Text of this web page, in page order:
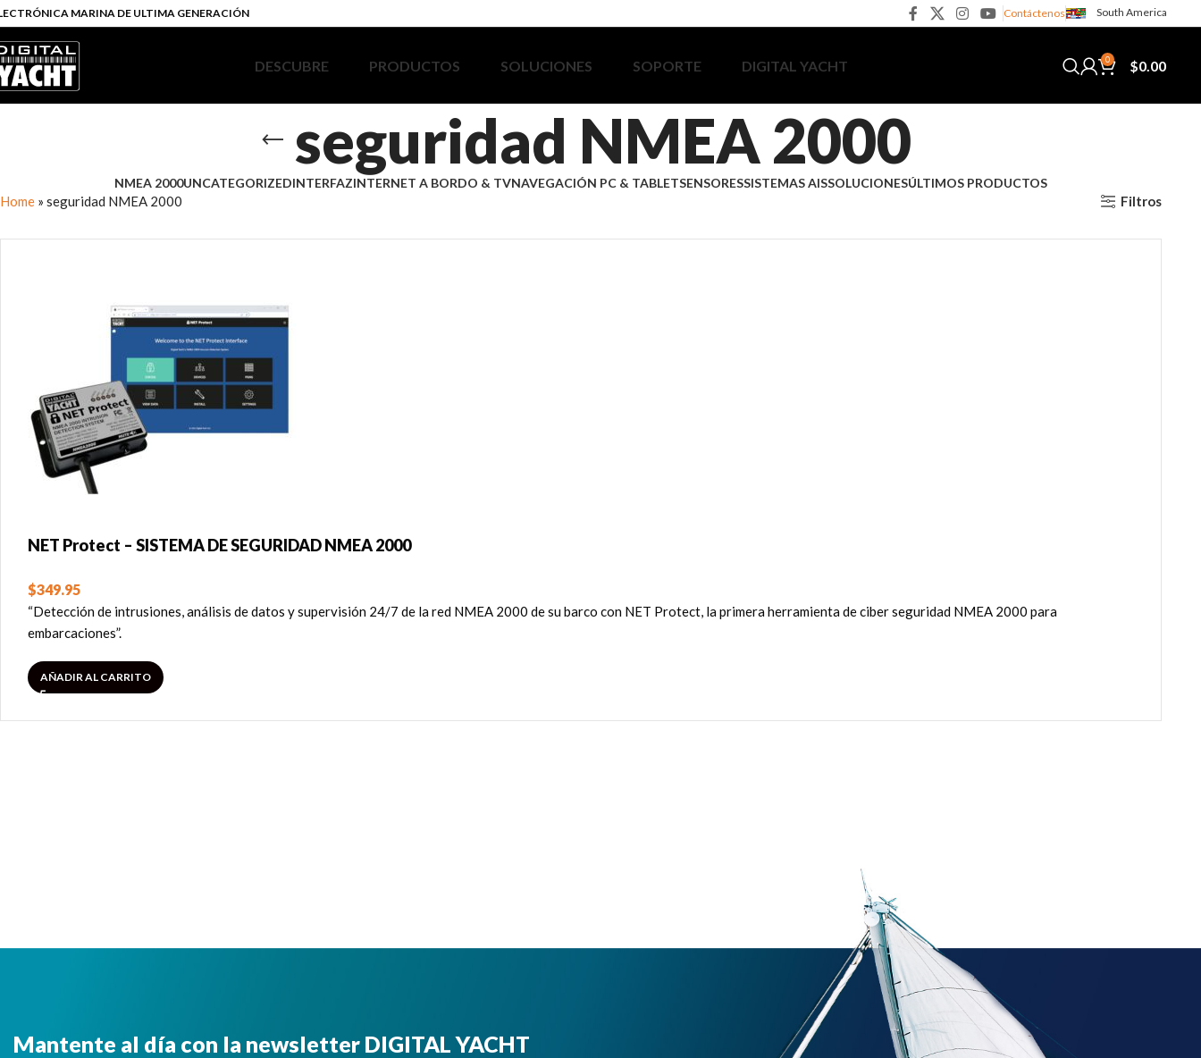
MARINA DE ULTIMA GENERACIÓN Contáctenos South America
DESCUBRE PRODUCTOS SOLUCIONES SOPORTE DIGITAL YACHT 0 $0.00
seguridad NMEA 2000
NMEA 2000UNCATEGORIZEDINTERFAZINTERNET A BORDO & TVNAVEGACIÓN PC & TABLETSENSORESSISTEMAS AISSOLUCIONESÚLTIMOS PRODUCTOS
Home » seguridad NMEA 2000 Filtros
NET Protect – SISTEMA DE SEGURIDAD NMEA 2000
$349.95
“Detección de intrusiones, análisis de datos y supervisión 24/7 de la red NMEA 2000 de su barco con NET Protect, la primera herramienta de ciber seguridad NMEA 2000 para
embarcaciones”.
AÑADIR AL CARRITO
Mantente al día con la newsletter DIGITAL YACHT